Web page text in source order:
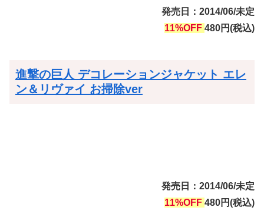
発売日：2014/06/未定
11%OFF 480円(税込)
進撃の巨人 デコレーションジャケット エレ
ン＆リヴァイ お掃除ver
発売日：2014/06/未定
11%OFF 480円(税込)